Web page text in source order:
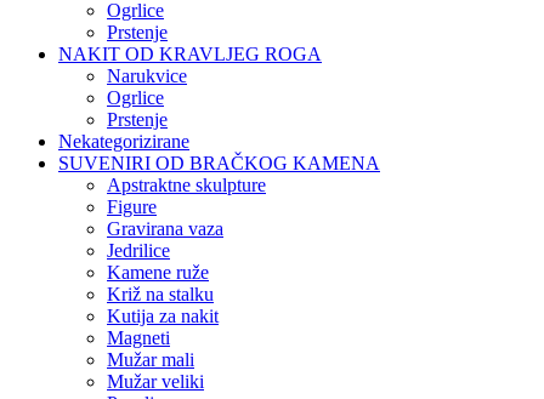
Ogrlice
Prstenje
NAKIT OD KRAVLJEG ROGA
Narukvice
Ogrlice
Prstenje
Nekategorizirane
SUVENIRI OD BRAČKOG KAMENA
Apstraktne skulpture
Figure
Gravirana vaza
Jedrilice
Kamene ruže
Križ na stalku
Kutija za nakit
Magneti
Mužar mali
Mužar veliki